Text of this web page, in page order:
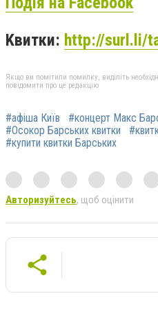
Kвитки: http://surl.li/
Якщо ви помітили помилку, виділіть
повідомити про це редакцію
#афіша Київ
#концерт Макс
#Осокор Барських квитки
#купити квитки Барських
Авторизуйтесь, щоб оцінити